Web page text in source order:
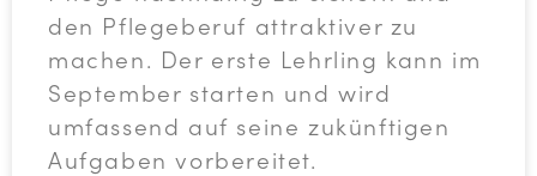
den Pflegeberuf attraktiver zu
machen. Der erste Lehrling kann im
September starten und wird
umfassend auf seine zukünftigen
Aufgaben vorbereitet.